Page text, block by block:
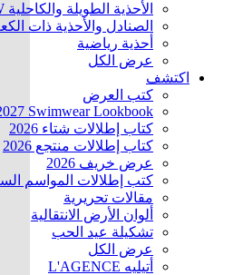
الأحذية الطويلة والكاحلية
الصنادل والأحذية ذات
أحذية رياضية
عرض الكل
اكتشف
كتب العرض
Swimwear Lookbook
كتاب إطلالات شتاء 2026
كتاب إطلالات منتجع 2026
عرض خريف 2026
كتب إطلالات المواسم
مقالات تحريرية
ألوان الأرض الانتقالية
تشكيلة عيد الحب
عرض الكل
أتيليه L'AGENCE